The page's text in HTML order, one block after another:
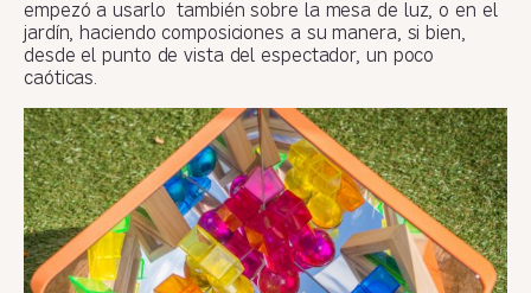
empezó a usarlo también sobre la mesa de luz, o en el
jardín, haciendo composiciones a su manera, si bien,
desde el punto de vista del espectador, un poco
caóticas.